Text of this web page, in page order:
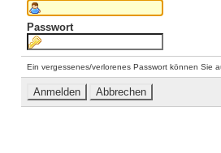
Passwort
Ein vergessenes/verlorenes Passwort können Sie